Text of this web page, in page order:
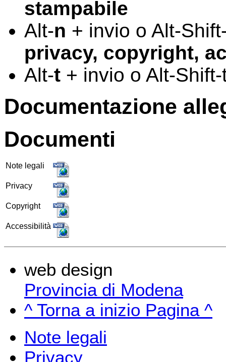
stampabile
Alt-n + invio o Alt-
privacy, copyright,
Alt-t + invio o Alt-
Documentazione
Documenti
Note legali
Privacy
Copyright
Accessibilità
web design
Provincia di Modena
^ Torna a inizio Pagina ^
Note legali
Privacy